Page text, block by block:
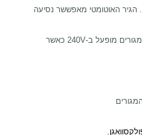
הגיר האוטומטי מאפששר נסיעה
המיקרוגל, המזגן והחימום בחדר המגורים מופעל ב-240V כאשר